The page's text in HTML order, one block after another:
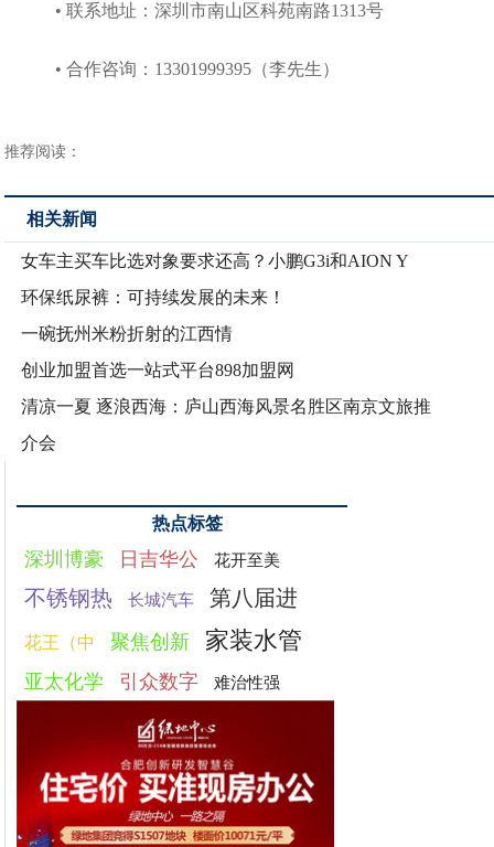
• 联系地址：深圳市南山区科苑南路1313号
• 合作咨询：13301999395（李先生）
推荐阅读：
相关新闻
女车主买车比选对象要求还高？小鹏G3i和AION Y
环保纸尿裤：可持续发展的未来！
一碗抚州米粉折射的江西情
创业加盟首选一站式平台898加盟网
清凉一夏 逐浪西海：庐山西海风景名胜区南京文旅推
介会
热点标签
深圳博豪 日吉华公 花开至美
不锈钢热 长城汽车 第八届进
花王（中 聚焦创新 家装水管
亚太化学 引众数字 难治性强